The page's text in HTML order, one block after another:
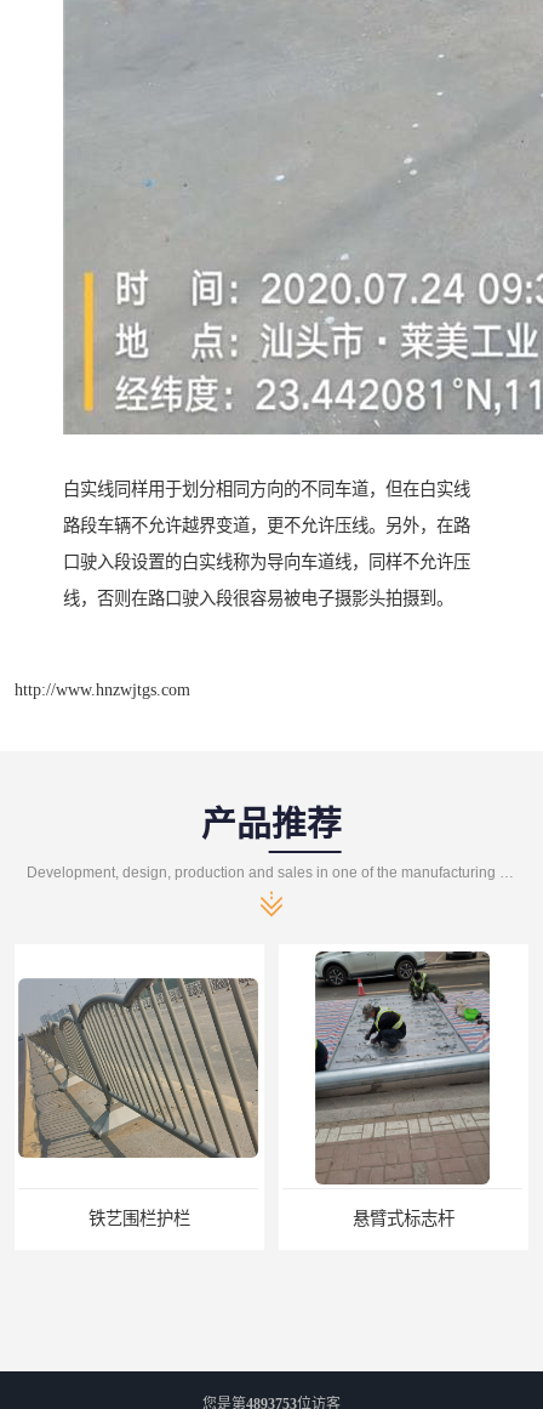
白实线同样用于划分相同方向的不同车道，但在白实线
路段车辆不允许越界变道，更不允许压线。另外，在路
口驶入段设置的白实线称为导向车道线，同样不允许压
线，否则在路口驶入段很容易被电子摄影头拍摄到。
http://www.hnzwjtgs.com
产品推荐
您是第4893753位访客